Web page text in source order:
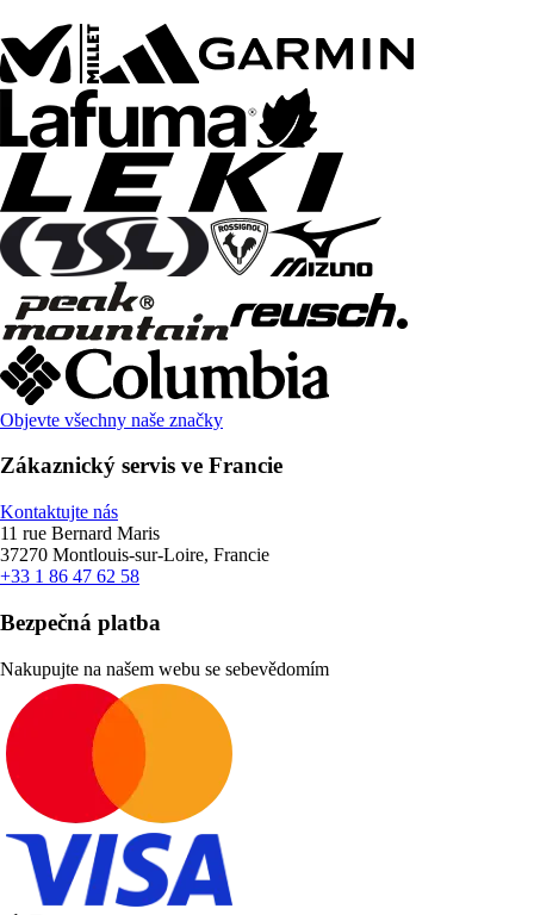
Objevte všechny naše značky
Zákaznický servis ve Francie
Kontaktujte nás
11 rue Bernard Maris
37270 Montlouis-sur-Loire, Francie
+33 1 86 47 62 58
Bezpečná platba
Nakupujte na našem webu se sebevědomím